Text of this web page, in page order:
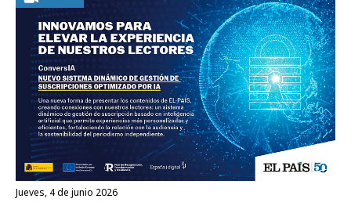
jueves, 4 de junio 2026